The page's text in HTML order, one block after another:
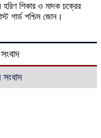
শিকার ও মাদক চক্রের
গার্ড পশ্চিম জোন।